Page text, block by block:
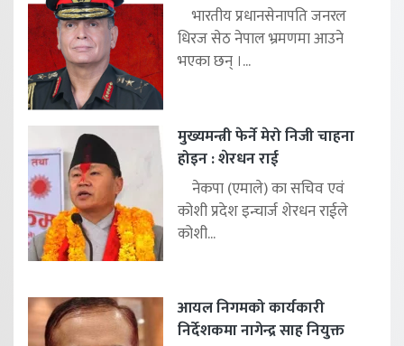
भारतीय प्रधानसेनापति जनरल
धिरज सेठ नेपाल भ्रमणमा आउने
भएका छन् ।...
मुख्यमन्त्री फेर्ने मेरो निजी चाहना
होइन : शेरधन राई
नेकपा (एमाले) का सचिव एवं
कोशी प्रदेश इन्चार्ज शेरधन राईले
कोशी...
आयल निगमको कार्यकारी
निर्देशकमा नागेन्द्र साह नियुक्त